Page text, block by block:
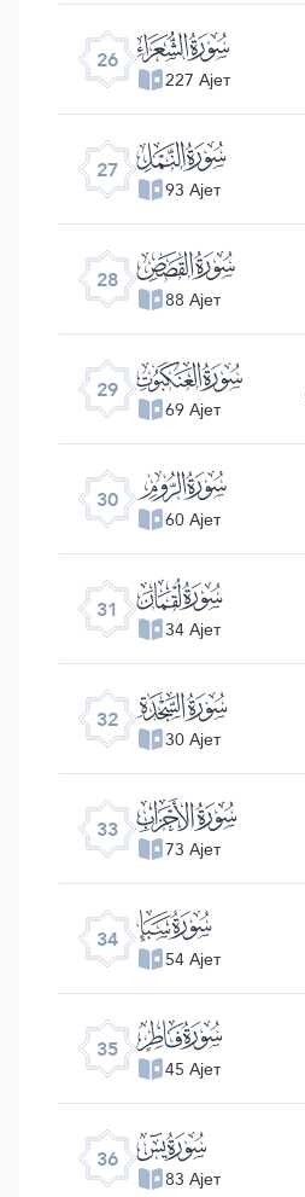
26 ﮦ
227 Ајет
27 ﮧ
93 Ајет
28 ﮨ
88 Ајет
29 ﮩ
69 Ајет
30 ﮪ
60 Ајет
31 ﮫ
34 Ајет
32 ﮬ
30 Ајет
33 ﮭ
73 Ајет
34 ﮮ
54 Ајет
35 ﮯ
45 Ајет
36 ﮰ
83 Ајет